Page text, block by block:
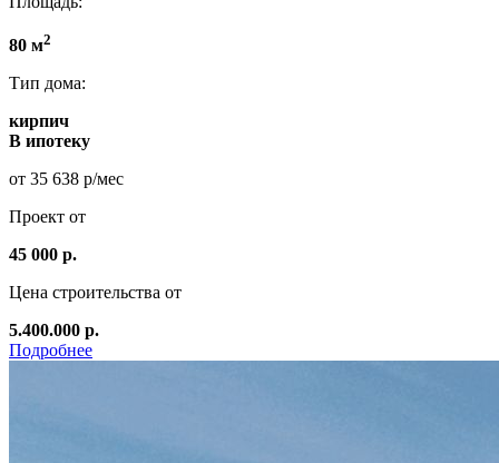
80 м2
Тип дома:
кирпич
В ипотеку
от 35 638 р/мес
Проект от
45 000 р.
Цена строительства от
5.400.000 р.
Подробнее